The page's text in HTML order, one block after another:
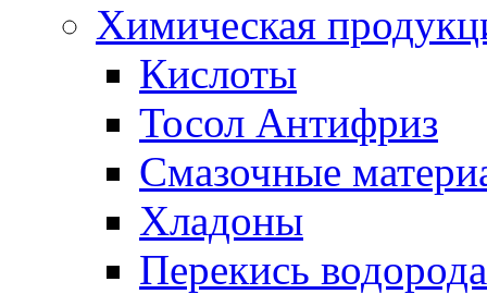
Химическая
Кислоты
Тосол Антифриз
Смазочные
Хладоны
Перекись водорода